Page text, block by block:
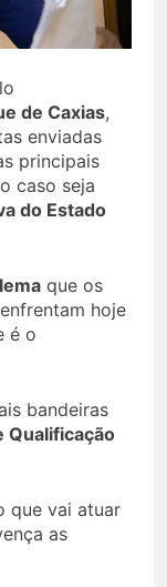
de Caxias,
enviadas
principais
caso seja
do Estado
que os
hoje
é o
bandeiras
Qualificação
que vai atuar
as